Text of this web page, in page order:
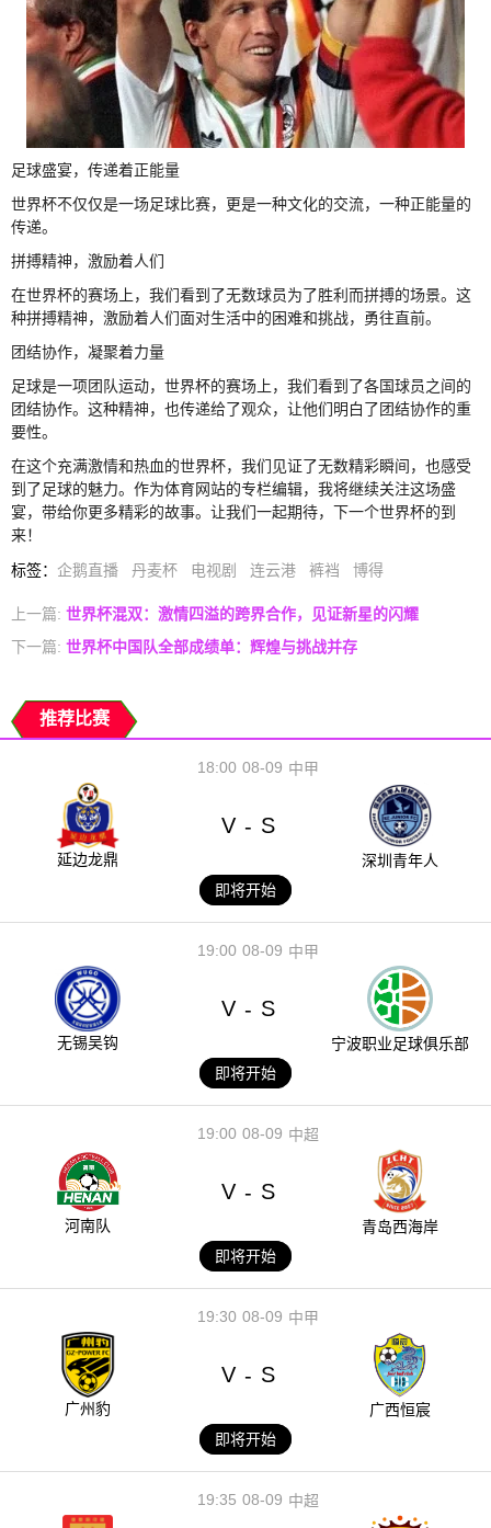
足球盛宴，传递着正能量
世界杯不仅仅是一场足球比赛，更是一种文化的交流，一种正能量的
传递。
拼搏精神，激励着人们
在世界杯的赛场上，我们看到了无数球员为了胜利而拼搏的场景。这
种拼搏精神，激励着人们面对生活中的困难和挑战，勇往直前。
团结协作，凝聚着力量
足球是一项团队运动，世界杯的赛场上，我们看到了各国球员之间的
团结协作。这种精神，也传递给了观众，让他们明白了团结协作的重
要性。
在这个充满激情和热血的世界杯，我们见证了无数精彩瞬间，也感受
到了足球的魅力。作为体育网站的专栏编辑，我将继续关注这场盛
宴，带给你更多精彩的故事。让我们一起期待，下一个世界杯的到
来！
标签： 企鹅直播 丹麦杯 电视剧 连云港 裤裆 博得
上一篇: 世界杯混双：激情四溢的跨界合作，见证新星的闪耀
下一篇: 世界杯中国队全部成绩单：辉煌与挑战并存
推荐比赛
08-09
18:00 中甲
延边龙鼎
V - S
深圳青年人
即将开始
08-09
19:00 中甲
无锡吴钩
V - S
宁波职业足球俱乐部
即将开始
08-09
19:00 中超
河南队
V - S
青岛西海岸
即将开始
08-09
19:30 中甲
广州豹
V - S
广西恒宸
即将开始
08-09
19:35 中超